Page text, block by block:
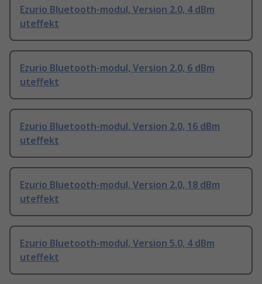
Ezurio Bluetooth-modul, Version 2.0, 4 dBm
uteffekt
Ezurio Bluetooth-modul, Version 2.0, 6 dBm
uteffekt
Ezurio Bluetooth-modul, Version 2.0, 16 dBm
uteffekt
Ezurio Bluetooth-modul, Version 2.0, 18 dBm
uteffekt
Ezurio Bluetooth-modul, Version 5.0, 4 dBm
uteffekt